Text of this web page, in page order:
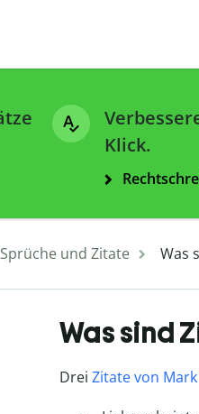
Klick.
Sprüche und Zitate Was
Was sind
Drei Zitate von